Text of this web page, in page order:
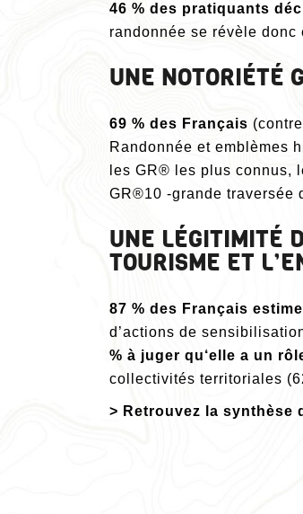
46 % des pratiquants
randonnée se révèle
UNE NOTORIÉTÉ
69 % des Français
Randonnée et emblèmes
les GR® les plus connus,
GR®10 -grande traversée
UNE LÉGITIMITÉ
TOURISME ET
87 % des Français
d’actions de
% à juger qu‘elle a un
collectivités territoriales
> Retrouvez la synthèse